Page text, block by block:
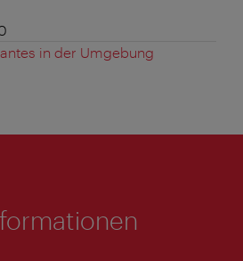
in der Umgebung